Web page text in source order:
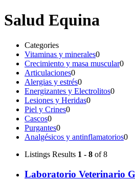
Salud Equina
Categories
Vitaminas y minerales0
Crecimiento y masa muscular0
Articulaciones0
Alergias y estrés0
Energizantes y Electrolitos0
Lesiones y Heridas0
Piel y Crines0
Cascos0
Purgantes0
Analgésicos y antinflamatorios0
Listings Results 1 - 8 of 8
Laboratorio Veterinario